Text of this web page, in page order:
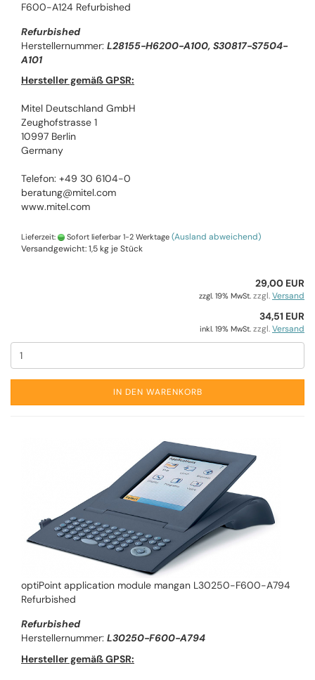
F600-A124 Refurbished
Refurbished
Herstellernummer: L28155-H6200-A100, S30817-S7504-
A101
Hersteller gemäß GPSR:
Mitel Deutschland GmbH
Zeughofstrasse 1
10997 Berlin
Germany
Telefon: +49 30 6104-0
beratung@mitel.com
www.mitel.com
Lieferzeit: Sofort lieferbar 1-2 Werktage (Ausland abweichend)
Versandgewicht:1,5kg je Stück
29,00 EUR
zzgl. 19% MwSt. zzgl.Versand
34,51 EUR
inkl. 19% MwSt. zzgl.Versand
IN DEN WARENKORB
optiPoint application module mangan L30250-F600-A794
Refurbished
Refurbished
Herstellernummer: L30250-F600-A794
Hersteller gemäß GPSR: